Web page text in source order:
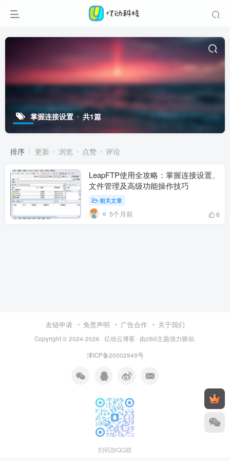
掌握连接设置 共1篇
排序 更新 浏览 点赞 评论
LeapFTP使用全攻略：掌握连接设置、
文件管理及高级功能操作技巧
相关文章
5个月前 6
友链申请 免责声明 广告合作 关于我们
Copyright © 2024-2026 · 亿动云博客 · 由zibll主题强力驱动.
津ICP备20002949号
扫码加QQ群